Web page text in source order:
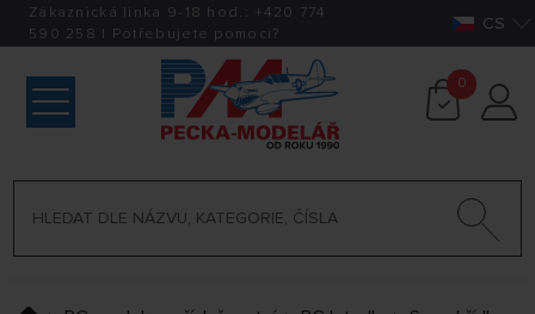
Zákaznická linka 9-18 hod.: +420 774
590 258 | Potřebujete pomoci? CS
0